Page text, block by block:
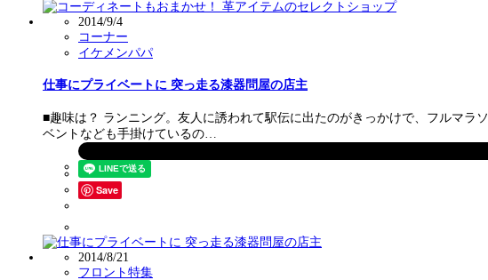
2014/9/4
コーナー
イケメンパパ
仕事にプライベートに 突っ走る漆器問屋の店主
■趣味は？ ランニング。友人に誘われて駅伝に出たのがきっかけで、フルマラ
ベントなども手掛けているの…
Save
2014/8/21
フロント特集